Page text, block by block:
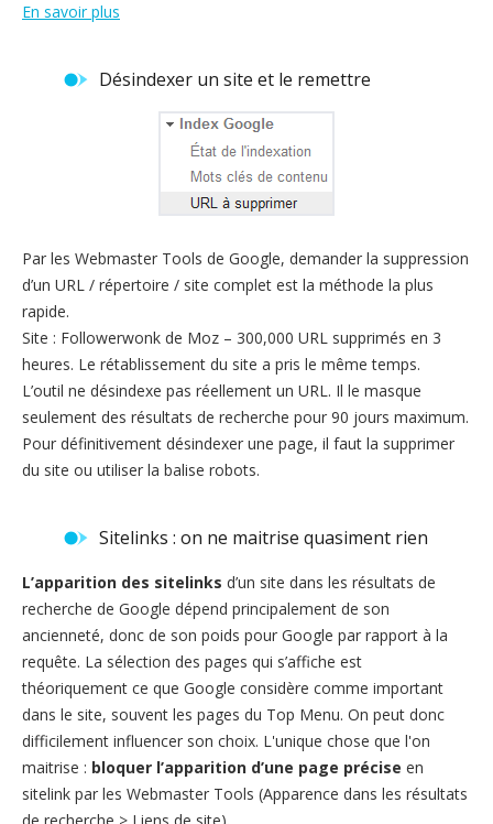
En savoir plus
Désindexer un site et le remettre
Par les Webmaster Tools de Google, demander la suppression
d’un URL / répertoire / site complet est la méthode la plus
rapide.
Site : Followerwonk de Moz – 300,000 URL supprimés en 3
heures. Le rétablissement du site a pris le même temps.
L’outil ne désindexe pas réellement un URL. Il le masque
seulement des résultats de recherche pour 90 jours maximum.
Pour définitivement désindexer une page, il faut la supprimer
du site ou utiliser la balise robots.
Sitelinks : on ne maitrise quasiment rien
L’apparition des sitelinks d’un site dans les résultats de
recherche de Google dépend principalement de son
ancienneté, donc de son poids pour Google par rapport à la
requête. La sélection des pages qui s’affiche est
théoriquement ce que Google considère comme important
dans le site, souvent les pages du Top Menu. On peut donc
difficilement influencer son choix. L'unique chose que l'on
maitrise : bloquer l’apparition d’une page précise en
sitelink par les Webmaster Tools (Apparence dans les résultats